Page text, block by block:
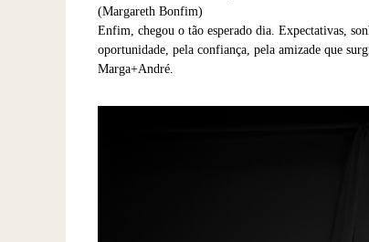
(Margareth Bonfim)
Enfim, chegou o tão esperado dia. Expectativas,
oportunidade, pela confiança, pela amizade que
Marga+André.